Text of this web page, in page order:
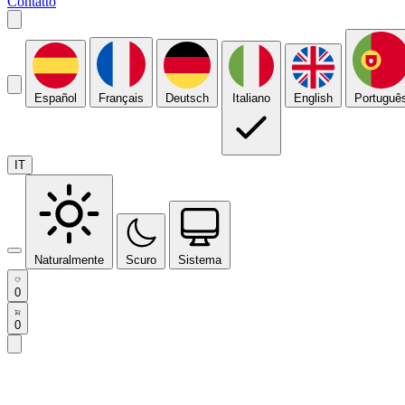
Español Français Deutsch Italiano English
IT
Naturalmente Scuro Sistema
0
0